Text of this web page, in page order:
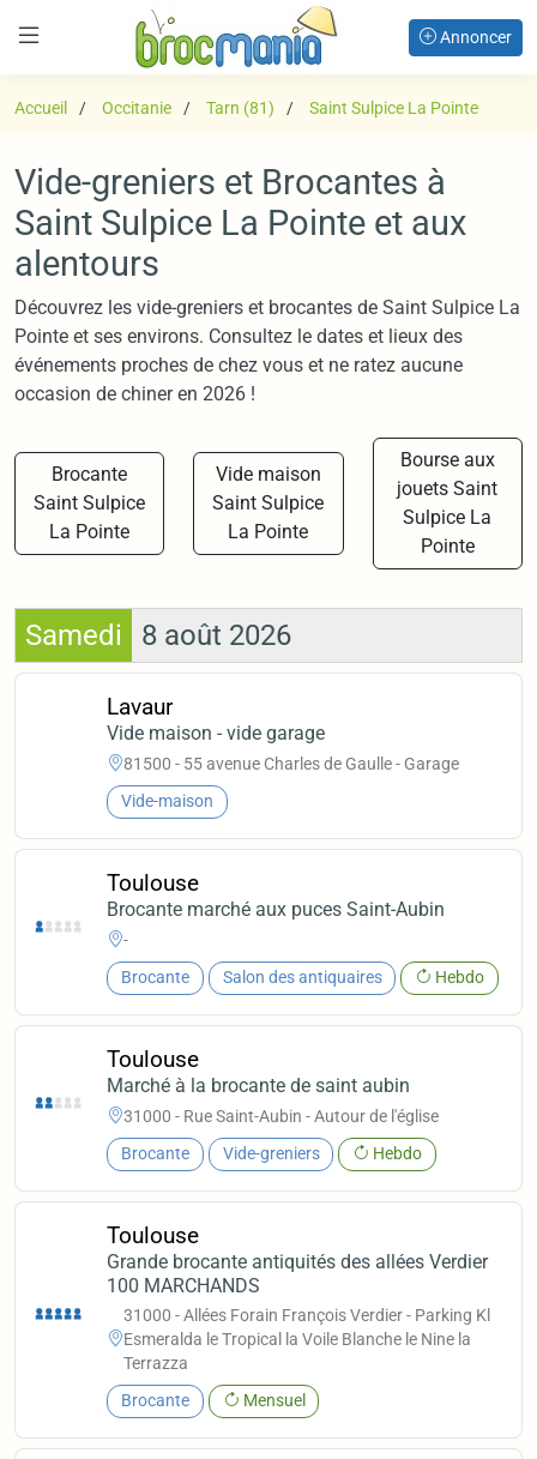
Annoncer
Accueil Occitanie Tarn (81) Saint Sulpice La Pointe
Vide-greniers et Brocantes à
Saint Sulpice La Pointe et aux
alentours
Découvrez les vide-greniers et brocantes de Saint Sulpice La
Pointe et ses environs. Consultez le dates et lieux des
événements proches de chez vous et ne ratez aucune
occasion de chiner en 2026 !
Brocante
Saint Sulpice
La Pointe
Vide maison
Saint Sulpice
La Pointe
Bourse aux
jouets Saint
Sulpice La
Pointe
Samedi 8 août 2026
Lavaur
Vide maison - vide garage
81500 - 55 avenue Charles de Gaulle - Garage
Vide-maison
Toulouse
Brocante marché aux puces Saint-Aubin
-
Brocante Salon des antiquaires Hebdo
Toulouse
Marché à la brocante de saint aubin
31000 - Rue Saint-Aubin - Autour de l'église
Brocante Vide-greniers Hebdo
Toulouse
Grande brocante antiquités des allées Verdier
100 MARCHANDS
31000 - Allées Forain François Verdier - Parking Kl
Esmeralda le Tropical la Voile Blanche le Nine la
Terrazza
Brocante Mensuel